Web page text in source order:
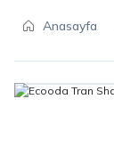
Anasayfa